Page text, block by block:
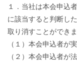
１．当社は本会申込
に該当すると判断し
取り消すことができま
（１）本会申込者が
（２）本会申込者が